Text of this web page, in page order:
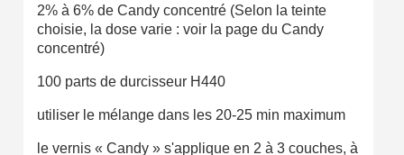
2% à 6% de Candy concentré (Selon la teinte
choisie, la dose varie : voir la page du Candy
concentré)
100 parts de durcisseur H440
utiliser le mélange dans les 20-25 min maximum
le vernis « Candy » s'applique en 2 à 3 couches, à